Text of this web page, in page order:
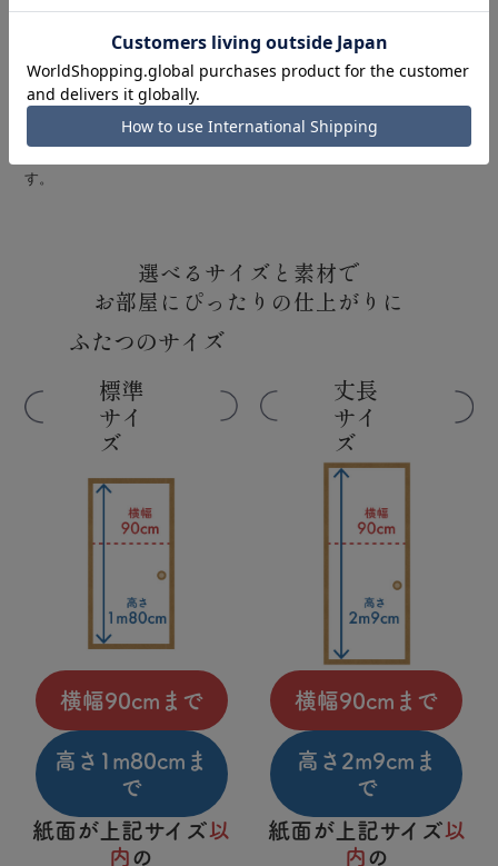
葡萄の意味
多くの実をつける葡萄は豊穣と
繁栄の象徴。豊かな実りは、中
国やヨーロッパの国々でも聖な
る果実として文様化されていま
す。
万両の意味
赤く丸い実がおめでたい万両。
財や商売繁盛にご利益があると
され、慶びの象徴です。
選べるサイズと素材で
お部屋にぴったりの仕上がりに
ふたつのサイズ
標準
サイ
ズ
横幅90cmまで
高さ1m80cmま
で
紙面が上記サイズ以
内 の
丈長
サイ
ズ
横幅90cmまで
高さ2m9cmま
で
紙面が上記サイズ以
内 の